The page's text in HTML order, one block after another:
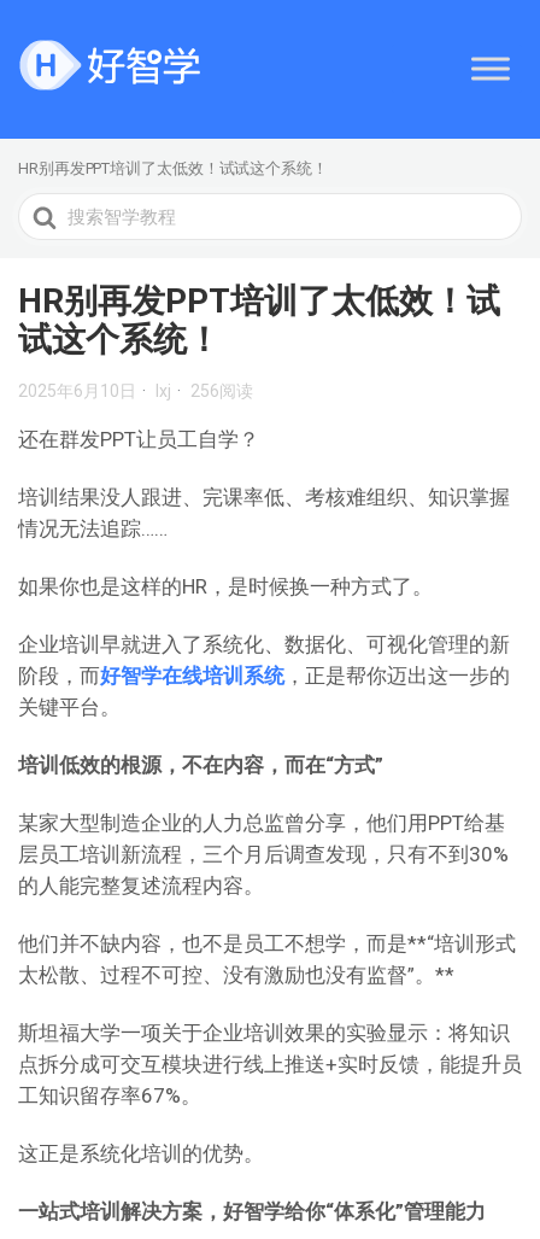
HR别再发PPT培训了太低效！试试这个系统！
搜
索
HR别再发PPT培训了太低效！试
试这个系统！
2025年6月10日 lxj 256阅读
还在群发PPT让员工自学？
培训结果没人跟进、完课率低、考核难组织、知识掌握
情况无法追踪……
如果你也是这样的HR，是时候换一种方式了。
企业培训早就进入了系统化、数据化、可视化管理的新
阶段，而好智学在线培训系统，正是帮你迈出这一步的
关键平台。
培训低效的根源，不在内容，而在“方式”
某家大型制造企业的人力总监曾分享，他们用PPT给基
层员工培训新流程，三个月后调查发现，只有不到30%
的人能完整复述流程内容。
他们并不缺内容，也不是员工不想学，而是**“培训形式
太松散、过程不可控、没有激励也没有监督”。**
斯坦福大学一项关于企业培训效果的实验显示：将知识
点拆分成可交互模块进行线上推送+实时反馈，能提升员
工知识留存率67%。
这正是系统化培训的优势。
一站式培训解决方案，好智学给你“体系化”管理能力